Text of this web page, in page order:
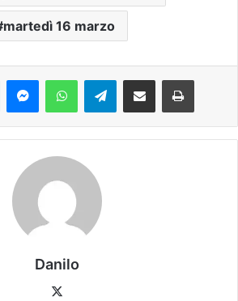
martedì 16 marzo
Danilo